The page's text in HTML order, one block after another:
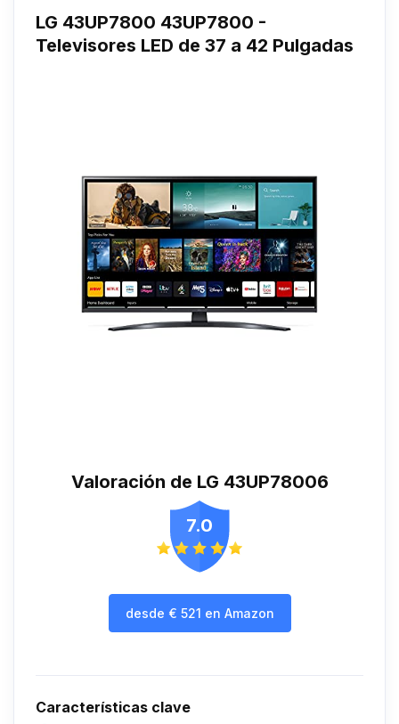
LG 43UP7800 43UP7800 -
Televisores LED de 37 a 42 Pulgadas
Valoración de LG 43UP78006
7.0
desde € 521 en Amazon
Características clave